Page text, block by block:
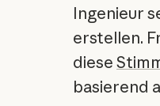
Ingenieur
erstellen.
diese
basierend